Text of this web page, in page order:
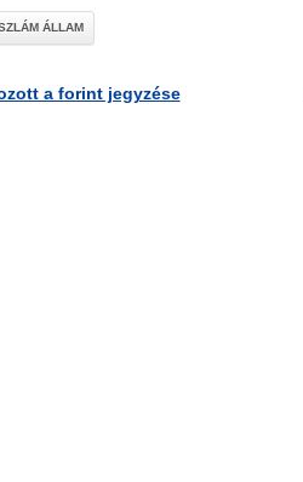
ÁLLAM
a forint jegyzése